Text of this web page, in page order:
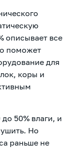
описывает все
поможет
для
коры и
50% влаги, и
Но
раньше не